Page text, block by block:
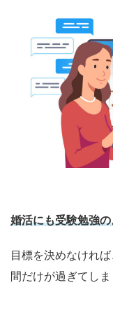
婚活にも受験勉強
目標を決めなけれ
間だけが過ぎてしま